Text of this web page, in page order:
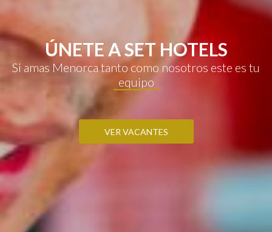
ÚNETE A SET HOTELS
Si amas Menorca tanto como nosotros este es tu
equipo
VER VACANTES